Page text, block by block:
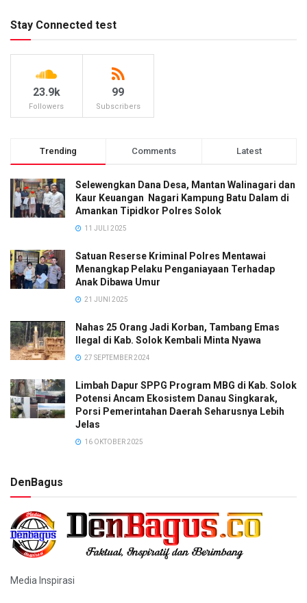
Stay Connected test
23.9k
Followers
99
Subscribers
Trending Comments Latest
Selewengkan Dana Desa, Mantan Walinagari dan
Kaur Keuangan Nagari Kampung Batu Dalam di
Amankan Tipidkor Polres Solok
11 JULI 2025
Satuan Reserse Kriminal Polres Mentawai
Menangkap Pelaku Penganiayaan Terhadap
Anak Dibawa Umur
21 JUNI 2025
Nahas 25 Orang Jadi Korban, Tambang Emas
Ilegal di Kab. Solok Kembali Minta Nyawa
27 SEPTEMBER 2024
Limbah Dapur SPPG Program MBG di Kab. Solok
Potensi Ancam Ekosistem Danau Singkarak,
Porsi Pemerintahan Daerah Seharusnya Lebih
Jelas
16 OKTOBER 2025
DenBagus
Media Inspirasi